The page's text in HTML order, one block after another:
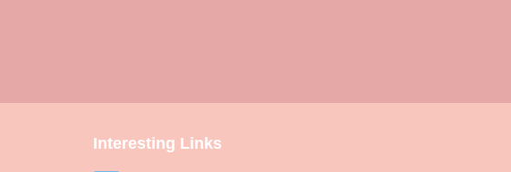
Interesting Links